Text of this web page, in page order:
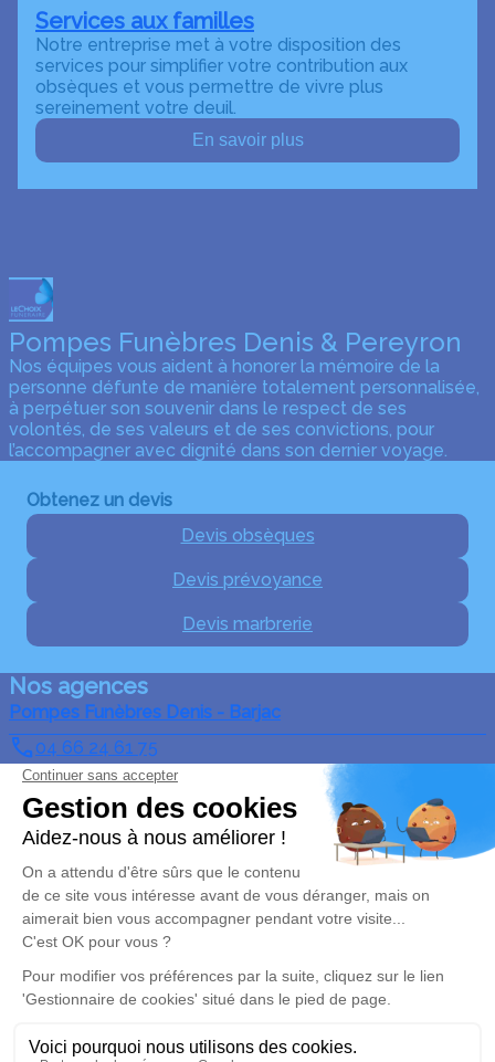
Services aux familles
Notre entreprise met à votre disposition des
services pour simplifier votre contribution aux
obsèques et vous permettre de vivre plus
sereinement votre deuil.
En savoir plus
Pompes Funèbres Denis & Pereyron
Nos équipes vous aident à honorer la mémoire de la
personne défunte de manière totalement personnalisée,
à perpétuer son souvenir dans le respect de ses
volontés, de ses valeurs et de ses convictions, pour
l’accompagner avec dignité dans son dernier voyage.
Obtenez un devis
Devis obsèques
Devis prévoyance
Devis marbrerie
Nos agences
Pompes Funèbres Denis - Barjac
04 66 24 61 75
pfdenis30@orange.fr
Place du Dr Roques - 30430 - Barjac
5/5 - 6 avis
Pompes Funèbres & Marbrerie Pereyron
04 66 25 27 36
pf.pereyron.denis@gmail.com
4.9/5 - 99 avis